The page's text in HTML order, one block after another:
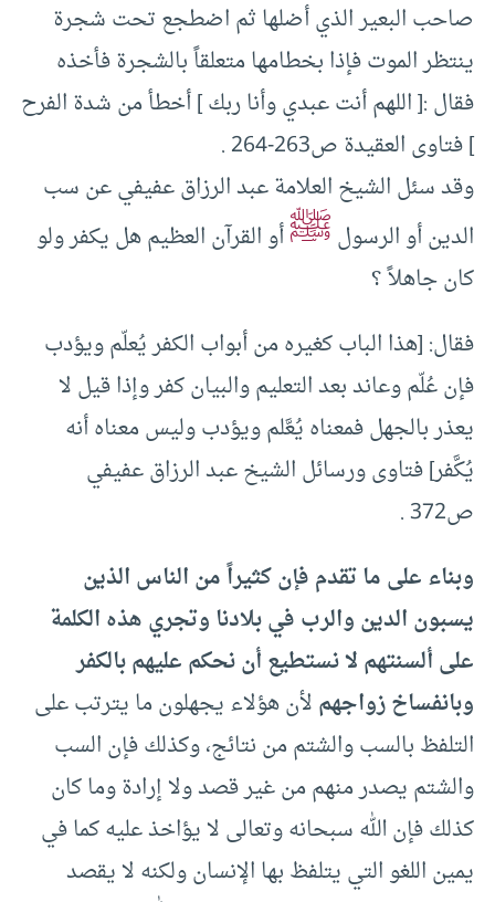
صاحب البعير الذي أضلها ثم اضطجع تحت شجرة
ينتظر الموت فإذا بخطامها متعلقاً بالشجرة فأخذه
فقال :[ اللهم أنت عبدي وأنا ربك ] أخطأ من شدة الفرح
] فتاوى العقيدة ص263-264 .
وقد سئل الشيخ العلامة عبد الرزاق عفيفي عن سب
الدين أو الرسولﷺأو القرآن العظيم هل يكفر ولو
كان جاهلاً ؟
فقال: [هذا الباب كغيره من أبواب الكفر يُعلّم ويؤدب
فإن عُلّم وعاند بعد التعليم والبيان كفر وإذا قيل لا
يعذر بالجهل فمعناه يُعَّلم ويؤدب وليس معناه أنه
يُكَّفر] فتاوى ورسائل الشيخ عبد الرزاق عفيفي
ص372 .
وبناء على ما تقدم فإن كثيراً من الناس الذين
يسبون الدين والرب في بلادنا وتجري هذه الكلمة
على ألسنتهم لا نستطيع أن نحكم عليهم بالكفر
وبانفساخ زواجهملأن هؤلاء يجهلون ما يترتب على
التلفظ بالسب والشتم من نتائج، وكذلك فإن السب
والشتم يصدر منهم من غير قصد ولا إرادة وما كان
كذلك فإن الله سبحانه وتعالى لا يؤاخذ عليه كما في
يمين اللغو التي يتلفظ بها الإنسان ولكنه لا يقصد